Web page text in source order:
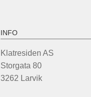
INFO
Klatresiden AS
Storgata 80
3262 Larvik